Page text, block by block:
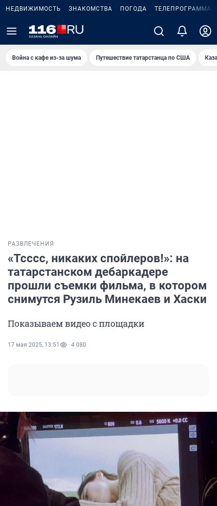
НЕДВИЖИМОСТЬ ЗНАКОМСТВА ПОГОДА ТЕЛЕПРОГРАММА
Война с кафе из-за шума Путешествие татарстанца по США
РАЗВЛЕЧЕНИЯ
«Тсссс, никаких спойлеров!»: на
татарстанском дебаркадере
прошли съемки фильма, в котором
снимутся Рузиль Минекаев и Хаски
Показываем видео с площадки
17 мая 2025, 13:51 4 080